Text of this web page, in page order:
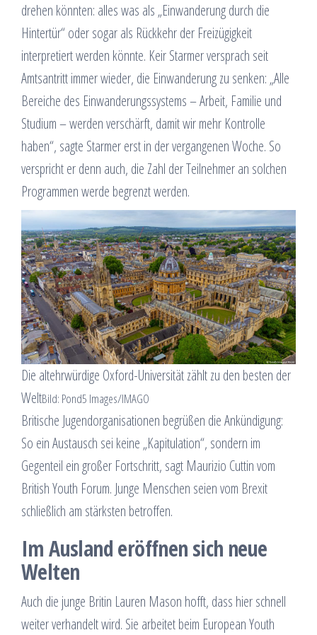
drehen könnten: alles was als „Einwanderung durch die
Hintertür“ oder sogar als Rückkehr der Freizügigkeit
interpretiert werden könnte. Keir Starmer versprach seit
Amtsantritt immer wieder, die Einwanderung zu senken: „Alle
Bereiche des Einwanderungssystems – Arbeit, Familie und
Studium – werden verschärft, damit wir mehr Kontrolle
haben“, sagte Starmer erst in der vergangenen Woche. So
verspricht er denn auch, die Zahl der Teilnehmer an solchen
Programmen werde begrenzt werden.
Die altehrwürdige Oxford-Universität zählt zu den besten der
WeltBild: Pond5 Images/IMAGO
Britische Jugendorganisationen begrüßen die Ankündigung:
So ein Austausch sei keine „Kapitulation“, sondern im
Gegenteil ein großer Fortschritt, sagt Maurizio Cuttin vom
British Youth Forum. Junge Menschen seien vom Brexit
schließlich am stärksten betroffen.
Im Ausland eröffnen sich neue
Welten
Auch die junge Britin Lauren Mason hofft, dass hier schnell
weiter verhandelt wird. Sie arbeitet beim European Youth